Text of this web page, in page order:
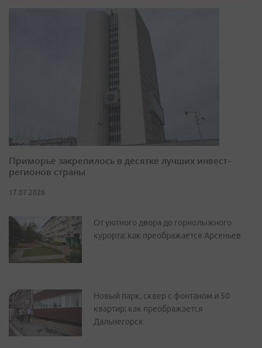
Приморье закрепилось в десятке лучших инвест-
регионов страны
17.07.2026
От уютного двора до горнолыжного
курорта: как преображается Арсеньев
Новый парк, сквер с фонтаном и 50
квартир: как преображается
Дальнегорск